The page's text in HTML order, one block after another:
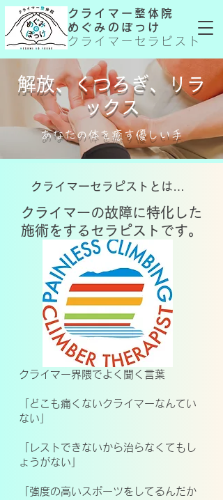
クライマー整体院
めぐみのぽっけ
クライマーセラピスト
​解放、くつろぎ、リラ
ックス
あなたの体を癒す優しい手
クライマーセラピストとは…
クライマーの故障に特化した
施術をするセラピストです。
クライマー界隈でよく聞く言葉
「どこも痛くないクライマーなんてい
ない」
「レストできないから治らなくてもし
ょうがない」
「強度の高いスポーツをしてるんだか